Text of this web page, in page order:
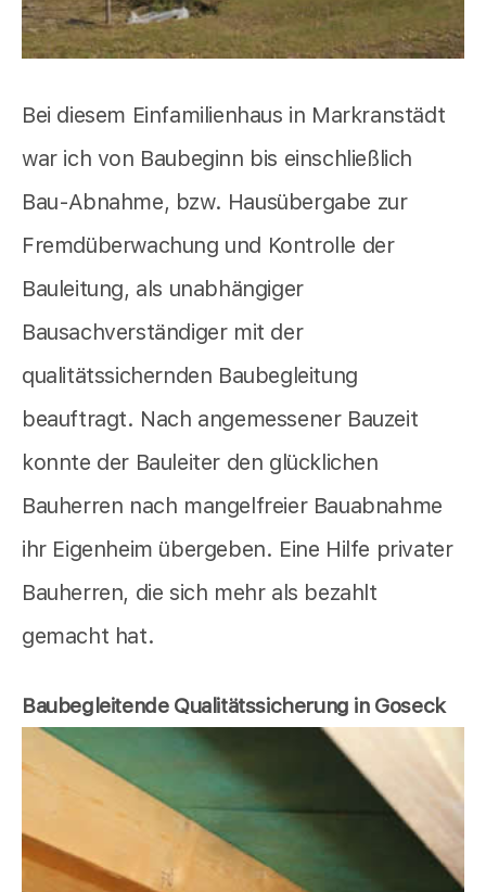
Bei diesem Einfamilienhaus in Markranstädt
war ich von Baubeginn bis einschließlich
Bau-Abnahme, bzw. Hausübergabe zur
Fremdüberwachung und Kontrolle der
Bauleitung, als unabhängiger
Bausachverständiger mit der
qualitätssichernden Baubegleitung
beauftragt. Nach angemessener Bauzeit
konnte der Bauleiter den glücklichen
Bauherren nach mangelfreier Bauabnahme
ihr Eigenheim übergeben. Eine Hilfe privater
Bauherren, die sich mehr als bezahlt
gemacht hat.
Baubegleitende Qualitätssicherung in Goseck